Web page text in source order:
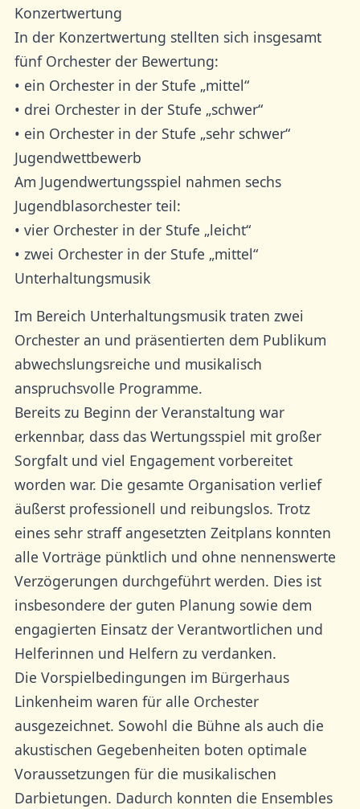
Konzertwertung
In der Konzertwertung stellten sich insgesamt
fünf Orchester der Bewertung:
• ein Orchester in der Stufe „mittel“
• drei Orchester in der Stufe „schwer“
• ein Orchester in der Stufe „sehr schwer“
Jugendwettbewerb
Am Jugendwertungsspiel nahmen sechs
Jugendblasorchester teil:
• vier Orchester in der Stufe „leicht“
• zwei Orchester in der Stufe „mittel“
Unterhaltungsmusik
Im Bereich Unterhaltungsmusik traten zwei
Orchester an und präsentierten dem Publikum
abwechslungsreiche und musikalisch
anspruchsvolle Programme.
Bereits zu Beginn der Veranstaltung war
erkennbar, dass das Wertungsspiel mit großer
Sorgfalt und viel Engagement vorbereitet
worden war. Die gesamte Organisation verlief
äußerst professionell und reibungslos. Trotz
eines sehr straff angesetzten Zeitplans konnten
alle Vorträge pünktlich und ohne nennenswerte
Verzögerungen durchgeführt werden. Dies ist
insbesondere der guten Planung sowie dem
engagierten Einsatz der Verantwortlichen und
Helferinnen und Helfern zu verdanken.
Die Vorspielbedingungen im Bürgerhaus
Linkenheim waren für alle Orchester
ausgezeichnet. Sowohl die Bühne als auch die
akustischen Gegebenheiten boten optimale
Voraussetzungen für die musikalischen
Darbietungen. Dadurch konnten die Ensembles